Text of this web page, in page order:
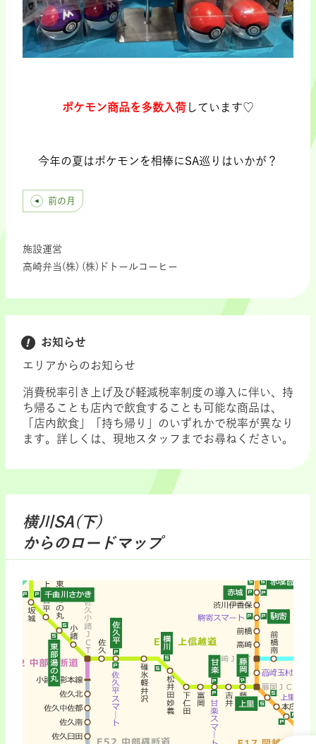
ポケモン商品を多数入荷 しています♡
今年の夏はポケモンを相棒にSA巡りはいかが？
前の月
施設運営
高崎弁当(株) (株)ドトールコーヒー
お知らせ
エリアからのお知らせ
消費税率引き上げ及び軽減税率制度の導入に伴い、持
ち帰ることも店内で飲食することも可能な商品は、
「店内飲食」「持ち帰り」のいずれかで税率が異なり
ます。詳しくは、現地スタッフまでお尋ねください。
横川SA(下)
からのロードマップ